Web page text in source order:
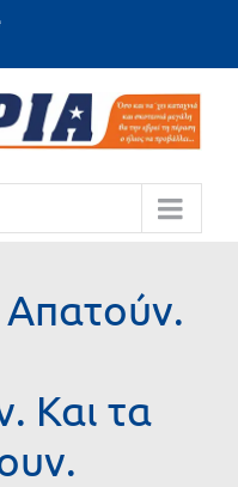
Twitter
Και τα